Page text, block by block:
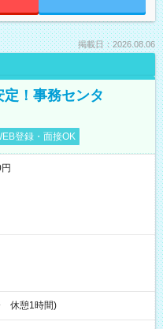
掲載日：2026.08.06
定！事務センタ
登録・面接OK
休憩1時間)